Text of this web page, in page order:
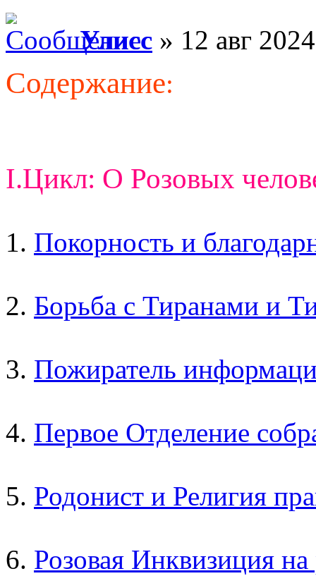
Улисс » 12 авг
Содержание:
I.Цикл: О Розовых
1. Покорность и
2. Борьба с Тиранами и
3. Пожиратель
4. Первое Отделение
5. Родонист и Религия
6. Розовая Инквизиция на